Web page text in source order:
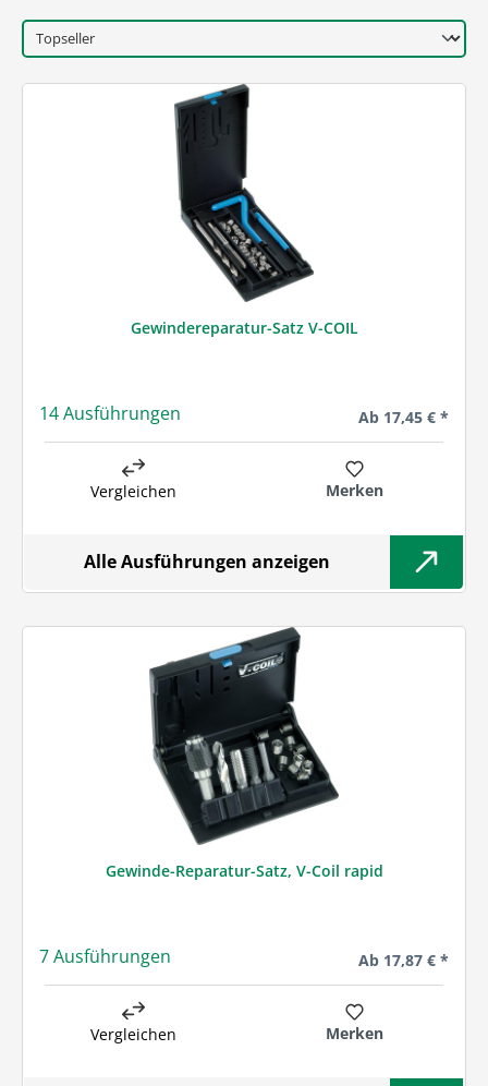
Gewindereparatur-Satz V-COIL
14 Ausführungen Regulärer Preis:
Ab 17,45 € *
Vergleichen Merken
Alle Ausführungen anzeigen
Gewinde-Reparatur-Satz, V-Coil rapid
7 Ausführungen Regulärer Preis:
Ab 17,87 € *
Vergleichen Merken